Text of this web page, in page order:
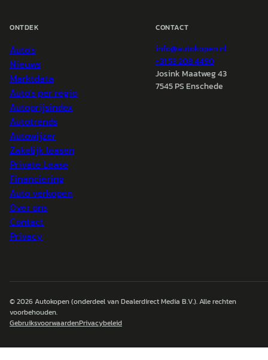
ONTDEK
Auto's
Nieuws
Marktdata
Auto's per regio
Autoprijsindex
Autotrends
Autowijzer
Zakelijk leasen
Private Lease
Financiering
Auto verkopen
Over ons
Contact
Privacy
CONTACT
info@autokopen.nl
+31 53 208 4490
Josink Maatweg 43
7545 PS Enschede
© 2026Autokopen(onderdeel van Dealerdirect Media B.V.). Alle rechten
voorbehouden.
GebruiksvoorwaardenPrivacybeleid